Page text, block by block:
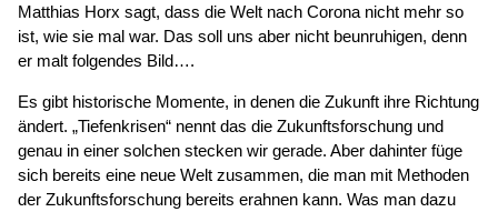
Matthias Horx sagt, dass die Welt nach Corona nicht mehr so
ist, wie sie mal war. Das soll uns aber nicht beunruhigen, denn
er malt folgendes Bild….
Es gibt historische Momente, in denen die Zukunft ihre Richtung
ändert. „Tiefenkrisen“ nennt das die Zukunftsforschung und
genau in einer solchen stecken wir gerade. Aber dahinter füge
sich bereits eine neue Welt zusammen, die man mit Methoden
der Zukunftsforschung bereits erahnen kann. Was man dazu